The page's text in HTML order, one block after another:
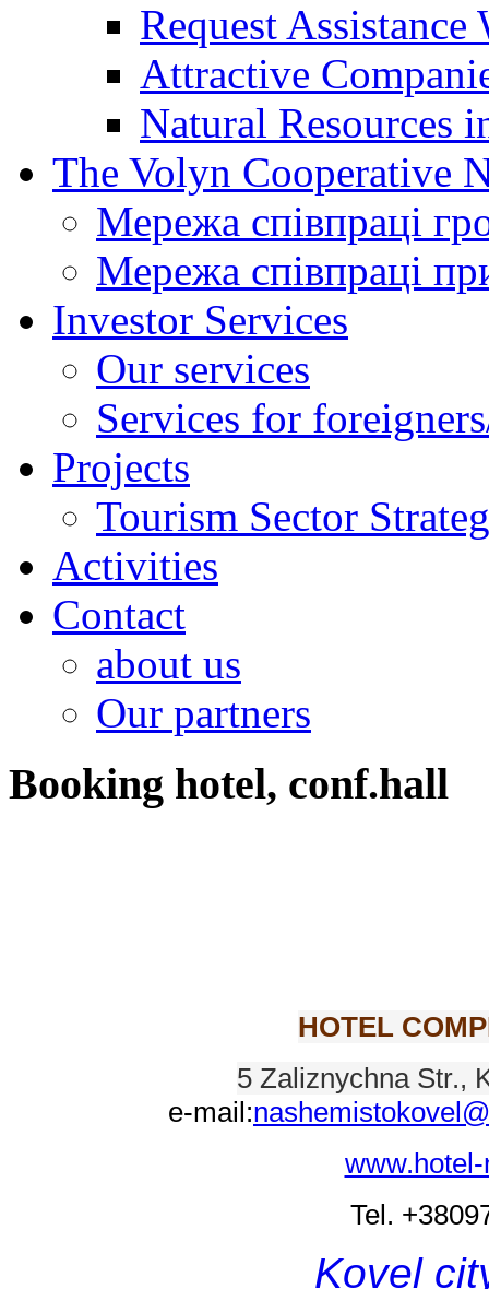
Request
Attractive
Natural Resources
The Volyn Cooperative
Мережа співпраці
Мережа співпраці
Investor Services
Our services
Services for
Projects
Tourism Sector
Activities
Contact
about us
Our partners
Booking hotel, conf.hall
HOTEL
5 Zaliznychna Str.,
e-mail:
Tel.
Kovel